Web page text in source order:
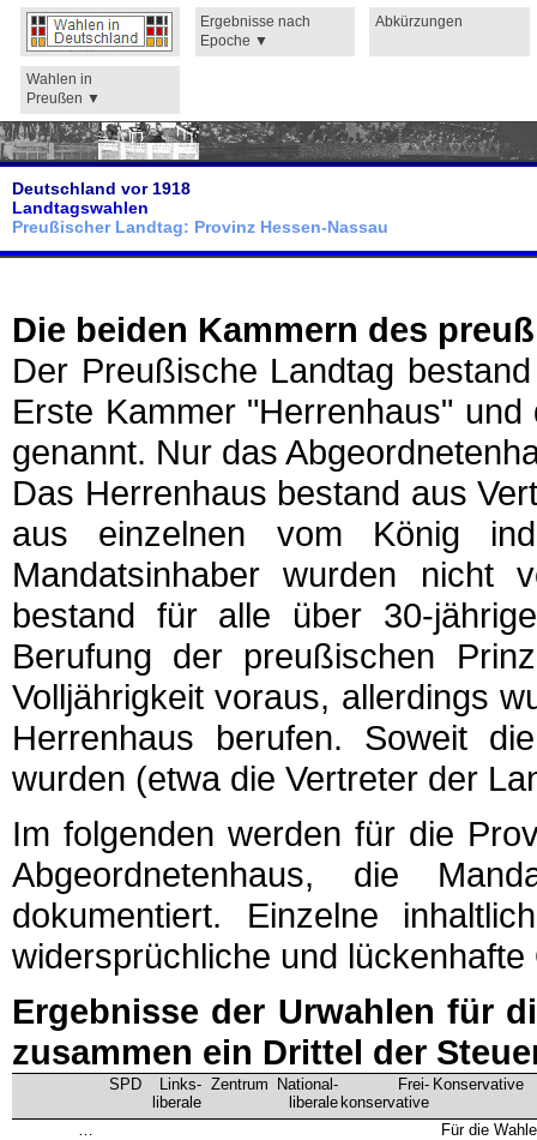
Ergebnisse nach
Epoche
Abkürzungen
Wahlen in
Preußen
Deutschland vor 1918
Landtagswahlen
Preußischer Landtag: Provinz Hessen-Nassau
Die beiden Kammern des
Der Preußische Landtag
Erste Kammer "Herrenhaus"
genannt. Nur das
Das Herrenhaus bestand aus
aus einzelnen vom König
Mandatsinhaber wurden nicht
bestand für alle über 30-
Berufung der preußischen
Volljährigkeit voraus, allerdings
Herrenhaus berufen. Soweit
wurden (etwa die Vertreter der
Im folgenden werden für die
Abgeordnetenhaus, die
dokumentiert. Einzelne
widersprüchliche und
Ergebnisse der Urwahlen für
zusammen ein Drittel der
SPD
Links­
liberale
Zentrum
National­
liberale
Frei­
konservative
Konservative
…
Für die